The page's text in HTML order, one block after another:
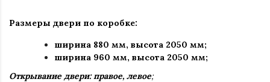
Размеры двери по коробке:
ширина 880 мм, высота 2050 мм;
ширина 960 мм, высота 2050 мм;
Открывание двери: правое, левое;